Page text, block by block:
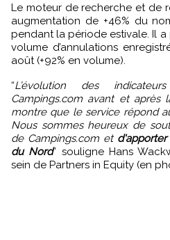
Le moteur de recherche et de
augmentation de +46% du
pendant la période estivale. Il
volume d’annulations
août (+92% en volume).
“L’évolution des indicateurs de performance de
Campings.com avant et après
montre que le service répond
Nous sommes heureux de
de Campings.com et
du Nord” souligne Hans
sein de Partners in Equity (en